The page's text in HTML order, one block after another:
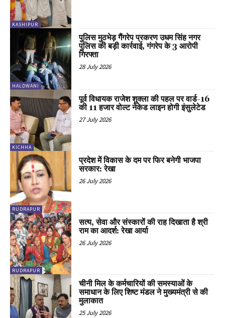
KASHIPUR
HALDWANI
पुलिस मुठभेड़ गैंगरेप प्रकरण उधम सिंह नगर
पुलिस की बड़ी कार्रवाई, गंगरेप के 3 आरोपी
गिरफ्ता
28 July 2026
KICHHA
पूर्व विधायक राजेश शुक्ला की पहल पर वार्ड-16
की 11 हजार वोल्ट नेकेड लाइन होगी इंसुलेटेड
27 July 2026
RUDRAPUR
प्रदेश में विकास के दम पर फिर बनेगी भाजपा
सरकार: रेखा
26 July 2026
RUDRAPUR
सत्य, सेवा और संस्कारों की राह दिखाता है श्री
राम का आदर्श: रेखा आर्या
26 July 2026
चीनी मिल के कर्मचारियों की समस्याओं के
समाधान के लिए शिष्ट मंडल ने मुख्यमंत्री से की
मुलाकात
25 July 2026